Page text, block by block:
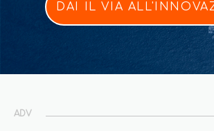
DAI IL VIA
ADV